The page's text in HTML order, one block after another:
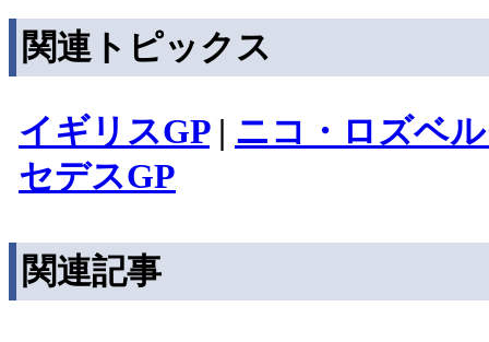
関連トピックス
イギリスGP| ニコ・ロズベ
セデスGP
関連記事